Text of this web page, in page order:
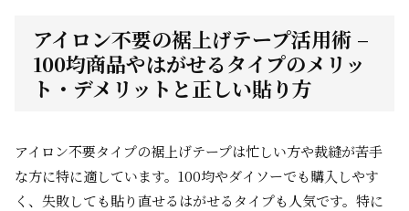
アイロン不要の裾上げテープ活用術 –
100均商品やはがせるタイプのメリッ
ト・デメリットと正しい貼り方
アイロン不要タイプの裾上げテープは忙しい方や裁縫が苦手
な方に特に適しています。100均やダイソーでも購入しやす
く、失敗しても貼り直せるはがせるタイプも人気です。特に